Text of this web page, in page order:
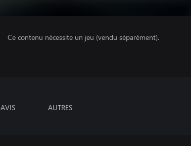
Ce contenu nécessite un jeu (vendu séparément).
AVIS AUTRES